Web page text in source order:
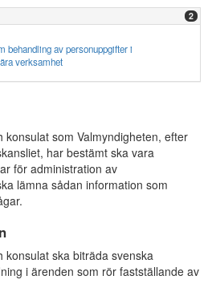
2
behandling av personuppgifter i
verksamhet
konsulat som Valmyndigheten, efter
har bestämt ska vara
för administration av
lämna sådan information som
konsulat ska biträda svenska
i ärenden som rör fastställande av